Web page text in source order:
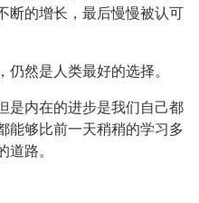
断的增长，最后慢慢被认可
仍然是人类最好的选择。
是内在的进步是我们自己都
能够比前一天稍稍的学习多
道路。